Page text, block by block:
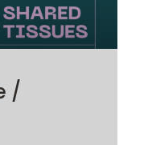
/